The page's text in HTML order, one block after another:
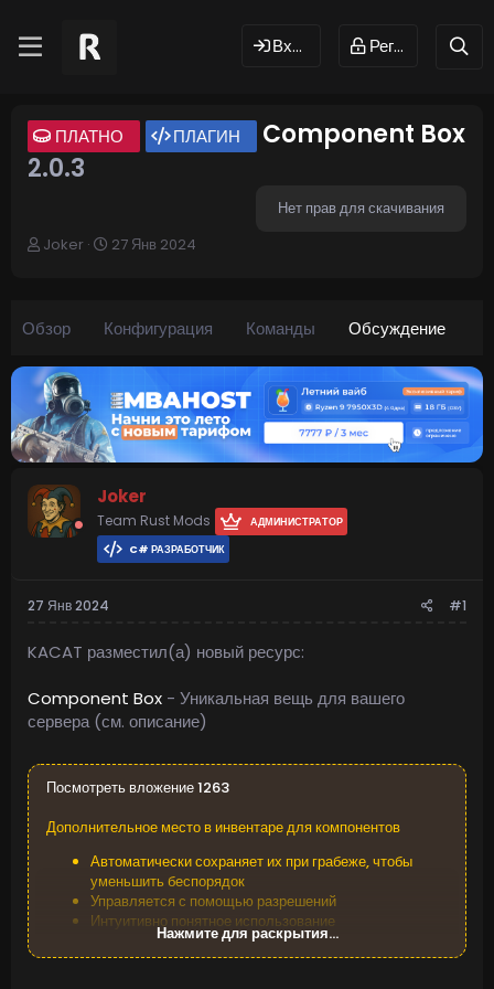
Вход Регистрация
ПЛАТНО ПЛАГИН
Component Box
2.0.3
Нет прав для скачивания
А
р
е
м
ы
Joker
Д
н
ч
л
а
27 Янв 2024
Обзор Конфигурация Команды Обсуждение
Joker
Team Rust Mods
АДМИНИСТРАТОР
C# РАЗРАБОТЧИК
27 Янв 2024 #1
KACAT разместил(а) новый ресурс:
Component Box - Уникальная вещь для вашего
сервера (см. описание)
Посмотреть вложение 1263
Дополнительное место в инвентаре для компонентов
Автоматически сохраняет их при грабеже, чтобы
уменьшить беспорядок
Управляется с помощью разрешений
Интуитивно понятное использование
Разрешение
Нажмите для раскрытия...